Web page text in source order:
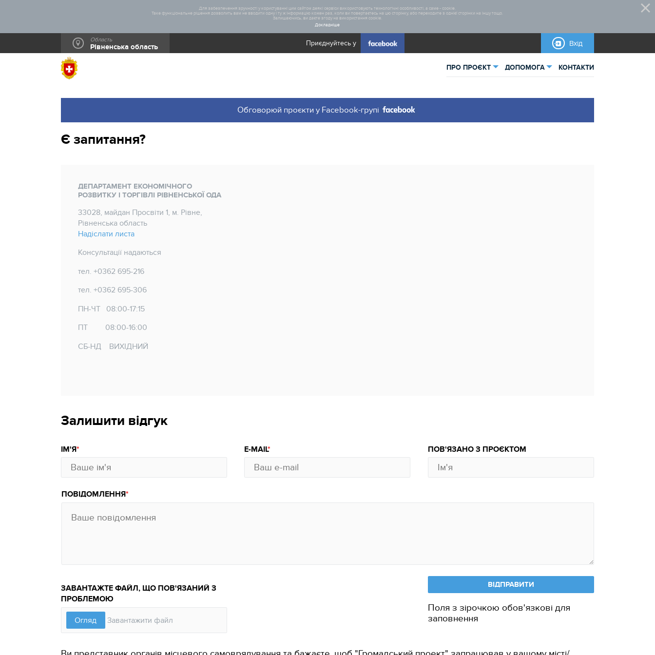
Для забезпечення зручності у користуванні цим сайтом деякі сервіси використовують технологічні особливості, а саме - cookie.
Таке функціональне рішення дозволить вам не вводити одну і ту ж інформацію кожен раз, коли ви повертаєтесь на цю сторінку, або переходите з однієї сторінки на іншу тощо.
Залишаючись, ви даєте згоду на використання cookie.
Докладніше
Область
Рівненська область Приєднуйтесь у Вхід
ПРО ПРОЄКТ
Статистика
ДОПОМОГА КОНТАКТИ
Обговорюй проєкти у Facebook-групі
Є запитання?
ДЕПАРТАМЕНТ ЕКОНОМІЧНОГО
РОЗВИТКУ І ТОРГІВЛІ РІВНЕНСЬКОЇ ОДА
33028, майдан Просвіти 1, м. Рівне,
Рівненська область
Надіслати листа
Консультації надаються
тел. +0362 695-216
тел. +0362 695-306
ПН-ЧТ 08:00-17:15
ПТ 08:00-16:00
СБ-НД ВИХІДНИЙ
Залишити відгук
ІМ'Я E-MAIL ПОВ'ЯЗАНО З ПРОЄКТОМ
ПОВІДОМЛЕННЯ
ЗАВАНТАЖТЕ ФАЙЛ, ЩО ПОВ'ЯЗАНИЙ З
ПРОБЛЕМОЮ
ВІДПРАВИТИ
Поля з зірочкою обов'язкові для
заповнення